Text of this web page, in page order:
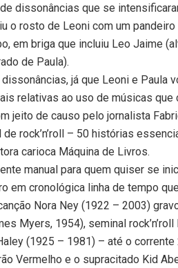
dissonâncias que se
o rosto de Leoni com um
em briga que incluiu Leo Jaime
de Paula).
já que Leoni e Paula
relativas ao uso de músicas que
jeito de causo pelo jornalista
rock’n’roll – 50 histórias
carioca Máquina de Livros.
manual para quem quiser se
em cronológica linha de tempo
Nora Ney (1922 – 2003)
Myers, 1954), seminal
(1925 – 1981) – até o corrente
Vermelho e o supracitado Kid